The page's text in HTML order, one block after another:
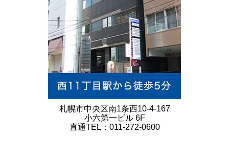
札幌市中央区南1条西10-4-167
小六第一ビル 6F
直通TEL：011-272-0600